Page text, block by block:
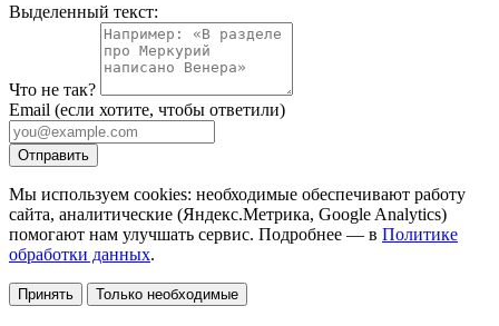
Выделенный текст:
Что не так?
Email (если хотите, чтобы ответили)
Отправить
Мы используем cookies: необходимые обеспечивают работу
сайта, аналитические (Яндекс.Метрика, Google Analytics)
помогают нам улучшать сервис. Подробнее — в Политике
обработки данных.
Принять Только необходимые